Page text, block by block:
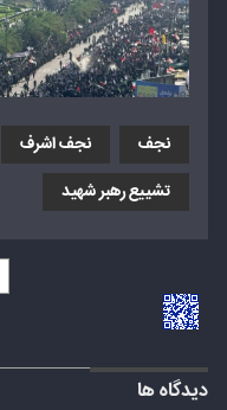
نجف نجف اشرف
تشییع رهبر شهید
دیدگاه ها